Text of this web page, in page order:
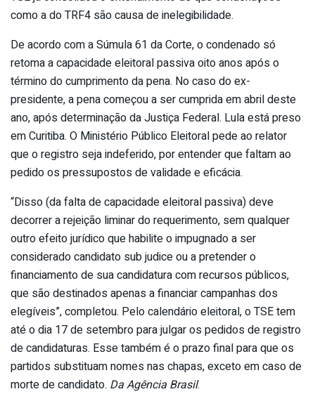
como a do TRF4 são causa de inelegibilidade.
De acordo com a Súmula 61 da Corte, o condenado só
retoma a capacidade eleitoral passiva oito anos após o
término do cumprimento da pena. No caso do ex-
presidente, a pena começou a ser cumprida em abril deste
ano, após determinação da Justiça Federal. Lula está preso
em Curitiba. O Ministério Público Eleitoral pede ao relator
que o registro seja indeferido, por entender que faltam ao
pedido os pressupostos de validade e eficácia.
“Disso (da falta de capacidade eleitoral passiva) deve
decorrer a rejeição liminar do requerimento, sem qualquer
outro efeito jurídico que habilite o impugnado a ser
considerado candidato sub judice ou a pretender o
financiamento de sua candidatura com recursos públicos,
que são destinados apenas a financiar campanhas dos
elegíveis”, completou. Pelo calendário eleitoral, o TSE tem
até o dia 17 de setembro para julgar os pedidos de registro
de candidaturas. Esse também é o prazo final para que os
partidos substituam nomes nas chapas, exceto em caso de
morte de candidato. Da Agência Brasil.